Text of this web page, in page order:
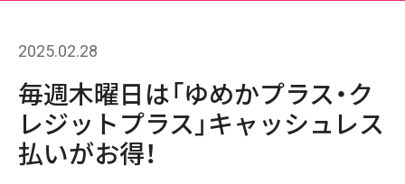
2025.02.28
毎週木曜日は「ゆめかプラス・ク
レジットプラス」キャッシュレス
払いがお得！